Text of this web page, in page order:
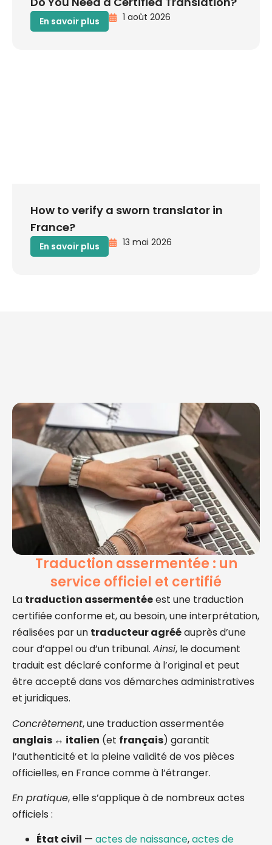
En savoir plus 1 août 2026
How to verify a sworn translator in
France?
En savoir plus 13 mai 2026
Traduction assermentée : un
service officiel et certifié
La traduction assermentéeest une traduction
certifiée conforme et, au besoin, une interprétation,
réalisées par un traducteur agrééauprès d’une
cour d’appel ou d’un tribunal. Ainsi, le document
traduit est déclaré conforme à l’original et peut
être accepté dans vos démarches administratives
et juridiques.
Concrètement, une traduction assermentée
anglais ↔ italien (et français) garantit
l’authenticité et la pleine validité de vos pièces
officielles, en France comme à l’étranger.
En pratique, elle s’applique à de nombreux actes
officiels :
État civil — actes de naissance,actes de